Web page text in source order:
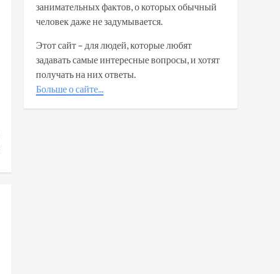
занимательных фактов, о которых обычный
человек даже не задумывается.
Этот сайт – для людей, которые любят
задавать самые интересные вопросы, и хотят
получать на них ответы.
Больше о сайте...